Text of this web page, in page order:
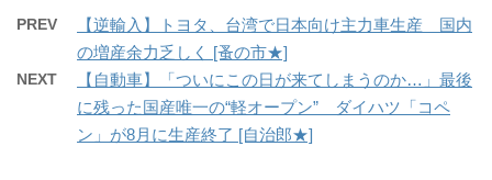
PREV
【逆輸入】トヨタ、台湾で日本向け主力車生産 国内
の増産余力乏しく [蚤の市★]
NEXT
【自動車】「ついにこの日が来てしまうのか…」最後
に残った国産唯一の“軽オープン” ダイハツ「コペ
ン」が8月に生産終了 [自治郎★]